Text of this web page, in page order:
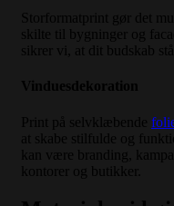
Storformatprint gør det
skilte til bygninger og
sikrer vi, at dit budskab
Vinduesdekoration
Print på selvklæbende
at skabe stilfulde og
kan være branding,
kontorer og butikker.